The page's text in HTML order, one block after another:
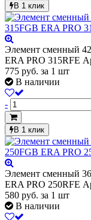
В 1 клик
Элемент сменный
ERA PRO 315RFE
775 руб. за 1 шт
В наличии
-
В 1 клик
Элемент сменный
ERA PRO 250RFE
580 руб. за 1 шт
В наличии